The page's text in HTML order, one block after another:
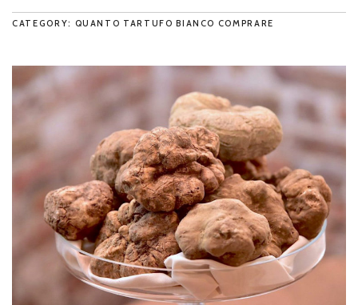
CATEGORY: QUANTO TARTUFO BIANCO COMPRARE